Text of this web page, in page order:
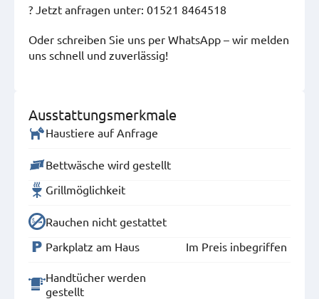
? Jetzt anfragen unter: 01521 8464518
Oder schreiben Sie uns per WhatsApp – wir melden
uns schnell und zuverlässig!
Ausstattungsmerkmale
Haustiere auf Anfrage
Bettwäsche wird gestellt
Grillmöglichkeit
Rauchen nicht gestattet
Parkplatz am Haus
Im Preis inbegriffen
Handtücher werden
gestellt